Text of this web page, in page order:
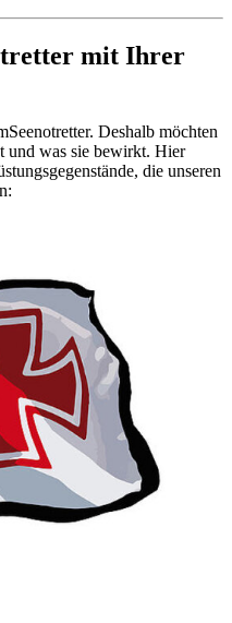
mit Ihrer
Deshalb möchten
und was sie bewirkt. Hier
die unseren